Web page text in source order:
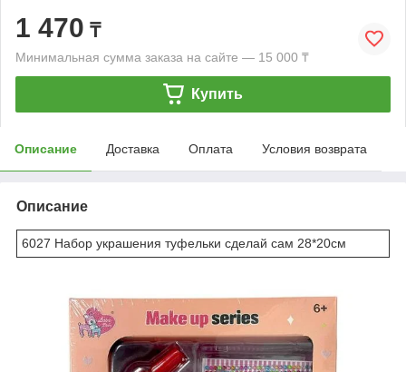
1 470 ₸
Минимальная сумма заказа на сайте — 15 000 ₸
Купить
Описание Доставка Оплата Условия возврата
Описание
6027 Набор украшения туфельки сделай сам 28*20см